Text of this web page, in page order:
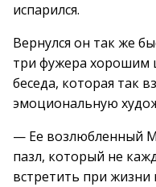
испарился.
Вернулся он так же
три фужера хорошим
беседа, которая так
эмоциональную
— Ее возлюбленный
пазл, который не
встретить при жизни